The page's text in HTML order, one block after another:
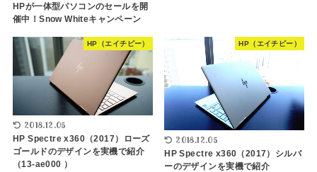
HPが一体型パソコンのセールを開
催中！Snow Whiteキャンペーン
HP（エイチピー）
2018.12.05
HP Spectre x360（2017）ローズ
ゴールドのデザインを実機で紹介
（13-ae000 ）
HP（エイチピー）
2018.12.05
HP Spectre x360（2017）シルバ
ーのデザインを実機で紹介